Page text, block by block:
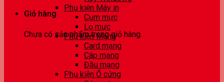
Giỏ hàng
Chưa có sản phẩm trong giỏ hàng.
Phụ kiện Máy in
Cụm mực
Lọ mực
Phụ kiện Mạng
Card mạng
Cáp mạng
Đầu mạng
Phụ kiện Ổ cứng